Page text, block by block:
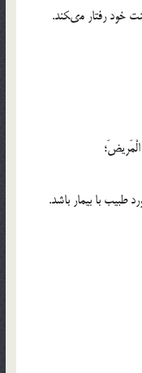
خود رفتار مى‏كند.
طبيب با بيمار باشد.